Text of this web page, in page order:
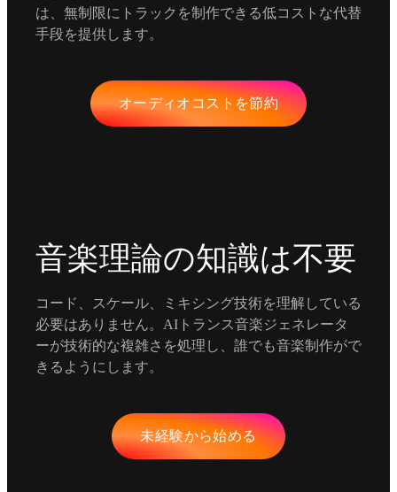
は、無制限にトラックを制作できる低コストな代替
手段を提供します。
オーディオコストを節約
音楽理論の知識は不要
コード、スケール、ミキシング技術を理解している
必要はありません。AIトランス音楽ジェネレータ
ーが技術的な複雑さを処理し、誰でも音楽制作がで
きるようにします。
未経験から始める